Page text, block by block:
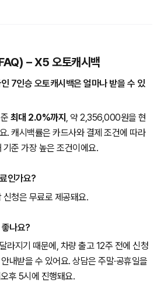
– X5 오토캐시백
7인승 오토캐시백은 얼마나 받을 수 있
최대 2.0%까지 , 약 2,356,000원을 현
. 캐시백률은 카드사와 결제 조건에 따라
준 가장 높은 조건이에요.
인가요?
청은 무료로 제공돼요.
나요?
라지기 때문에, 차량 출고 12주 전에 신청
내받을 수 있어요. 상담은 주말·공휴일을
후 5시에 진행돼요.